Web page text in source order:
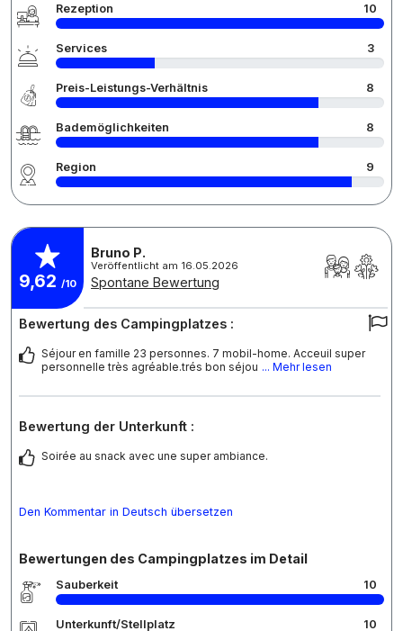
Rezeption 10
Services 3
Preis-Leistungs-Verhältnis 8
Bademöglichkeiten 8
Region 9
9,62 /10
Bruno P.
Veröffentlicht am 16.05.2026
Spontane Bewertung
Bewertung des Campingplatzes :
Séjour en famille 23 personnes. 7 mobil-home. Acceuil super
personnelle très agréable.trés bon séjou ... Mehr lesen
Bewertung der Unterkunft :
Soirée au snack avec une super ambiance.
Den Kommentar in Deutsch übersetzen
Bewertungen des Campingplatzes im Detail
Sauberkeit 10
Unterkunft/Stellplatz 10